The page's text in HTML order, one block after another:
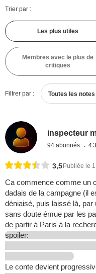
Trier par :
Les plus utiles
Membres avec le plus de
critiques
Filtrer par : Toutes les notes
inspecteur
94 abonnés 4
3,5 Publiée le
Ca commence comme un
dadais de la campagne (il
déniaisé, puis laissé là,
sans doute émue par les
de partir à Paris à la
spoiler:
Le conte devient